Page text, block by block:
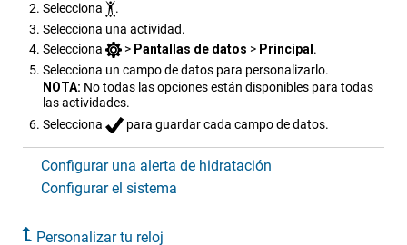
Selecciona
.
Selecciona una actividad.
Selecciona
> Pantallas de datos > Principal .
Selecciona un campo de datos para personalizarlo.
NOTA: No todas las opciones están disponibles para todas
las actividades.
Selecciona
para guardar cada campo de datos.
Configurar una alerta de hidratación
Configurar el sistema
Personalizar tu reloj